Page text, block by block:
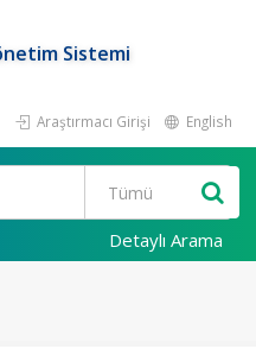
Sistemi
Araştırmacı Girişi English
Detaylı Arama